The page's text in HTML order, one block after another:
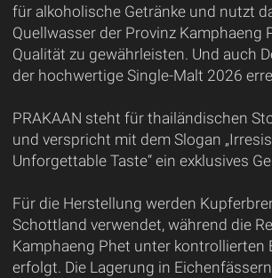
für alkoholische Getränke und nutzt
Quellwasser der Provinz Kamphaeng
Qualität zu gewährleisten. Und auch
der hochwertige Single-Malt 2026
PRAKAAN steht für thailändischen
und verspricht mit dem Slogan
Unforgettable Taste“ ein exklusives
Für die Herstellung werden
Schottland verwendet, während die
Kamphaeng Phet unter kontrollierten
erfolgt. Die Lagerung in